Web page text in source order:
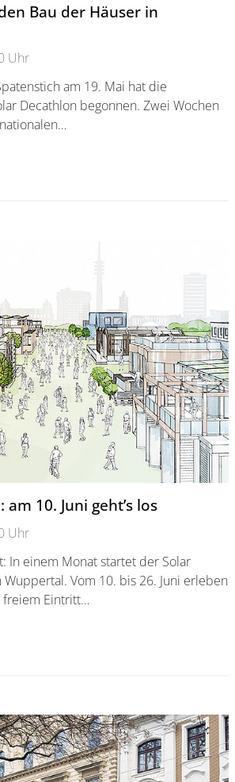
Bau der Häuser in
Uhr
am 19. Mai hat die
Decathlon begonnen. Zwei Wochen
der Häuser in Wuppertal
10. Juni geht’s los
Uhr
In einem Monat startet der Solar
Vom 10. bis 26. Juni erleben
Eintritt…
Juni geht’s los